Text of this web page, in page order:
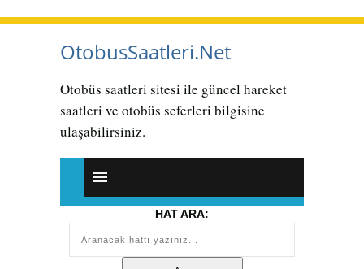
OtobusSaatleri.Net
Otobüs saatleri sitesi ile güncel hareket
saatleri ve otobüs seferleri bilgisine
ulaşabilirsiniz.
HAT ARA: